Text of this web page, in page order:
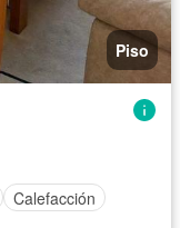
Piso
Calefacción